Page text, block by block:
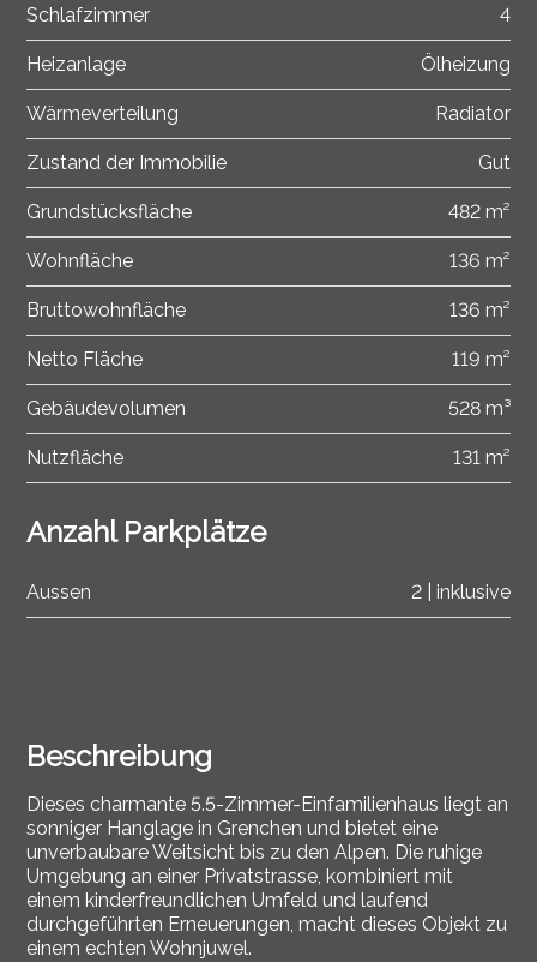
Beschreibung
Dieses charmante 5.5-Zimmer-Einfamilienhaus liegt an
sonniger Hanglage in Grenchen und bietet eine
unverbaubare Weitsicht bis zu den Alpen. Die ruhige
Umgebung an einer Privatstrasse, kombiniert mit
einem kinderfreundlichen Umfeld und laufend
durchgeführten Erneuerungen, macht dieses Objekt zu
einem echten Wohnjuwel.
Schlafzimmer 4
Heizanlage Ölheizung
Wärmeverteilung Radiator
Zustand der Immobilie Gut
Grundstücksfläche 482 m²
Wohnfläche 136 m²
Bruttowohnfläche 136 m²
Netto Fläche 119 m²
Gebäudevolumen 528 m³
Nutzfläche 131 m²
Anzahl Parkplätze
Aussen 2 | inklusive